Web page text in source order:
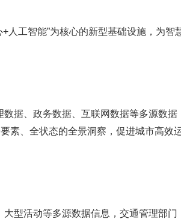
人工智能”为核心的新型基础设施，为智
据、政务数据、互联网数据等多源数据
素、全状态的全景洞察，促进城市高效
型活动等多源数据信息，交通管理部门